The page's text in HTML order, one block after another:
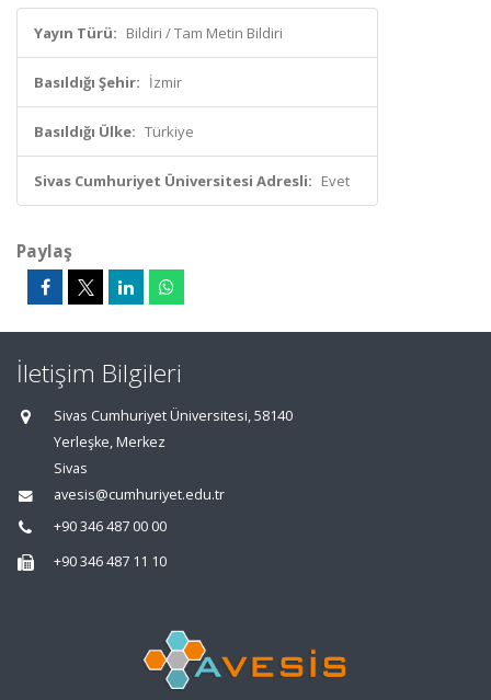
Yayın Türü: Bildiri / Tam Metin Bildiri
Basıldığı Şehir: İzmir
Basıldığı Ülke: Türkiye
Sivas Cumhuriyet Üniversitesi Adresli: Evet
Paylaş
İletişim Bilgileri
Sivas Cumhuriyet Üniversitesi, 58140
Yerleşke, Merkez
Sivas
avesis@cumhuriyet.edu.tr
+90 346 487 00 00
+90 346 487 11 10